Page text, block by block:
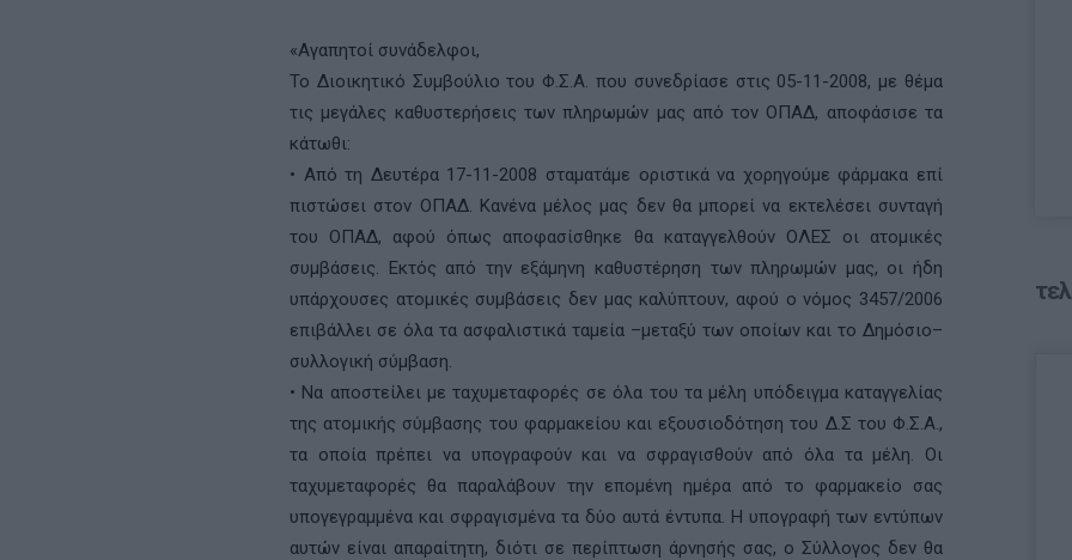
«Αγαπητοί συνάδελφοι,
Το Διοικητικό Συμβούλιο του Φ.Σ.Α. που συνεδρίασε στις 05-11-2008, με θέμα
τις μεγάλες καθυστερήσεις των πληρωμών μας από τον ΟΠΑΔ, αποφάσισε τα
κάτωθι:
• Από τη Δευτέρα 17-11-2008 σταματάμε οριστικά να χορηγούμε φάρμακα επί
πιστώσει στον ΟΠΑΔ. Κανένα μέλος μας δεν θα μπορεί να εκτελέσει συνταγή
του ΟΠΑΔ, αφού όπως αποφασίσθηκε θα καταγγελθούν ΟΛΕΣ οι ατομικές
συμβάσεις. Εκτός από την εξάμηνη καθυστέρηση των πληρωμών μας, οι ήδη
υπάρχουσες ατομικές συμβάσεις δεν μας καλύπτουν, αφού ο νόμος 3457/2006
επιβάλλει σε όλα τα ασφαλιστικά ταμεία –μεταξύ των οποίων και το Δημόσιο–
συλλογική σύμβαση.
• Να αποστείλει με ταχυμεταφορές σε όλα του τα μέλη υπόδειγμα καταγγελίας
της ατομικής σύμβασης του φαρμακείου και εξουσιοδότηση του Δ.Σ του Φ.Σ.Α.,
τα οποία πρέπει να υπογραφούν και να σφραγισθούν από όλα τα μέλη. Οι
ταχυμεταφορές θα παραλάβουν την επομένη ημέρα από το φαρμακείο σας
υπογεγραμμένα και σφραγισμένα τα δύο αυτά έντυπα. Η υπογραφή των εντύπων
αυτών είναι απαραίτητη, διότι σε περίπτωση άρνησής σας, ο Σύλλογος δεν θα